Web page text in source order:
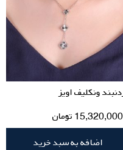
ونکلیف اویز
15,320,000 تومان
اضافه به سبد خرید